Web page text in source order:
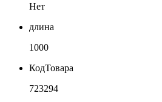
Нет
длина
1000
КодТовара
723294